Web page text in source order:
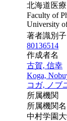
北海道医
Faculty of
University
著者識別子
80136514
作成者名
古賀, 信幸
Koga,
コガ, ノブ
所属機関
所属機関名
中村学園